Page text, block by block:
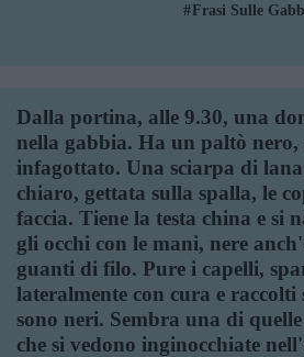
Frasi Sulle
Dalla portina, alle 9.30, una
nella gabbia. Ha un paltò nero,
infagottato. Una sciarpa di
chiaro, gettata sulla spalla, le
faccia. Tiene la testa china e si
gli occhi con le mani, nere
guanti di filo. Pure i capelli,
lateralmente con cura e raccolti
sono neri. Sembra una di
che si vedono inginocchiate